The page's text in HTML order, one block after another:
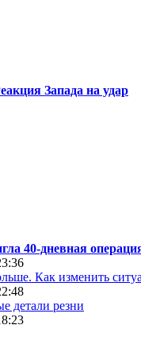
Запада на удар
40-дневная
Как изменить
детали резни